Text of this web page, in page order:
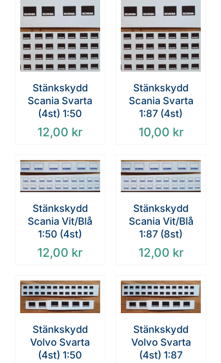
Stänkskydd
Scania Svarta
(4st) 1:50
12,00 kr
Stänkskydd
Scania Svarta
1:87 (4st)
10,00 kr
Stänkskydd
Scania Vit/Blå
1:50 (4st)
12,00 kr
Stänkskydd
Scania Vit/Blå
1:87 (8st)
12,00 kr
Stänkskydd
Volvo Svarta
(4st) 1:50
Stänkskydd
Volvo Svarta
(4st) 1:87